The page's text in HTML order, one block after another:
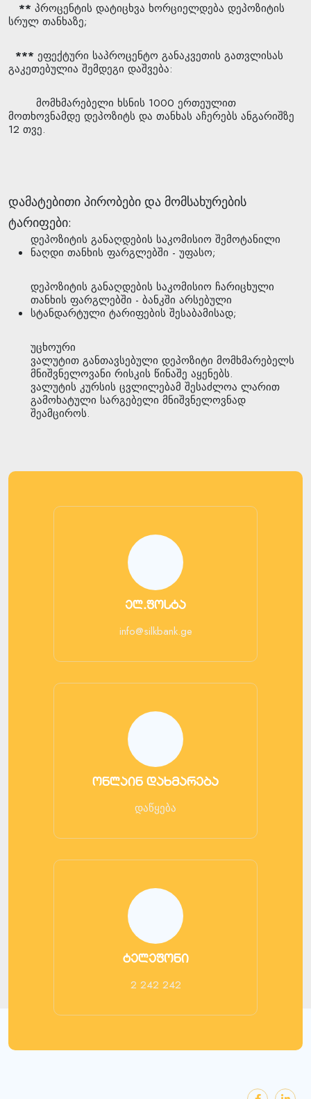
** პროცენტის დატიცხვა ხორციელდება დეპოზიტის
სრულ თანხაზე;
*** ეფექტური საპროცენტო განაკვეთის გათვლისას
გაკეთებულია შემდეგი დაშვება:
მომხმარებელი ხსნის 1000 ერთეულით
მოთხოვნამდე დეპოზიტს და თანხას აჩერებს ანგარიშზე
12 თვე.
დამატებითი პირობები და მომსახურების
ტარიფები:
დეპოზიტის განაღდების საკომისიო შემოტანილი
ნაღდი თანხის ფარგლებში - უფასო;
დეპოზიტის განაღდების საკომისიო ჩარიცხული
თანხის ფარგლებში - ბანკში არსებული
სტანდარტული ტარიფების შესაბამისად;
უცხოური
ვალუტით განთავსებული დეპოზიტი მომხმარებელს
მნიშვნელოვანი რისკის წინაშე აყენებს.
ვალუტის კურსის ცვლილებამ შესაძლოა ლარით
გამოხატული სარგებელი მნიშვნელოვნად
შეამციროს.
ელ.ფოსტა
info@silkbank.ge
ონლაინ დახმარება
დაწყება
ტელეფონი
2 242 242